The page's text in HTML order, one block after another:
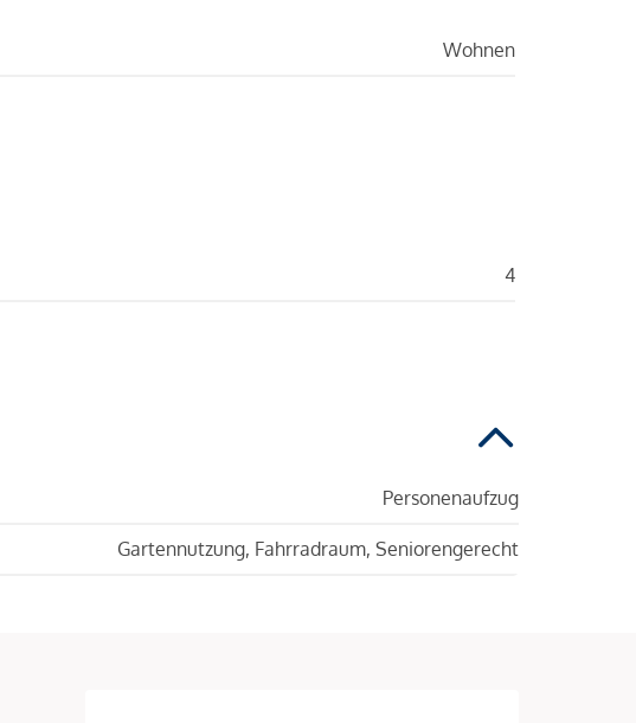
Wohnen
4
Personenaufzug
Gartennutzung, Fahrradraum, Seniorengerecht